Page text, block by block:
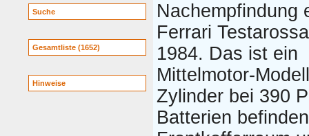
Suche
Gesamtliste (1652)
Hinweise
Nachempfindung
Ferrari
1984. Das ist ein
Mittelmotor-
Zylinder bei 390
Batterien